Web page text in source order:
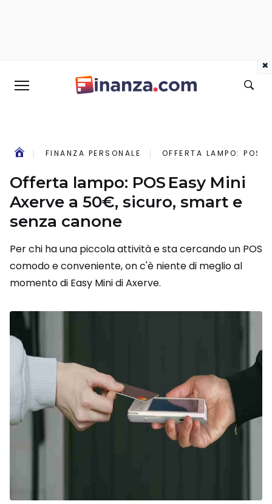
FINANZA PERSONALE OFFERTA LAMPO: POS
Offerta lampo: POS Easy Mini
Axerve a 50€, sicuro, smart e
senza canone
Per chi ha una piccola attività e sta cercando un POS
comodo e conveniente, on c'è niente di meglio al
momento di Easy Mini di Axerve.
×